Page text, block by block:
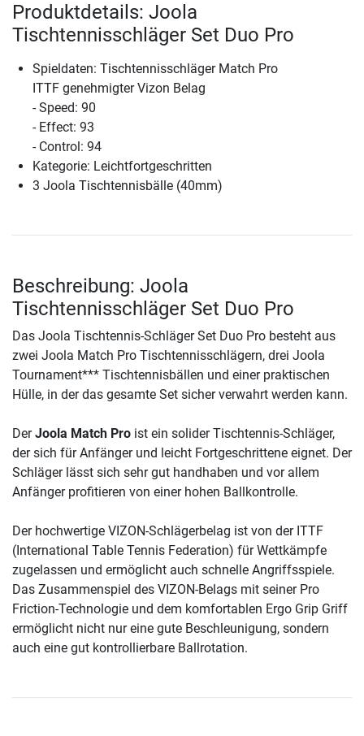
Produktdetails: Joola
Tischtennisschläger Set Duo Pro
Spieldaten: Tischtennisschläger Match Pro
ITTF genehmigter Vizon Belag
- Speed: 90
- Effect: 93
- Control: 94
Kategorie: Leichtfortgeschritten
3 Joola Tischtennisbälle (40mm)
Beschreibung: Joola
Tischtennisschläger Set Duo Pro
Das Joola Tischtennis-Schläger Set Duo Pro besteht aus
zwei Joola Match Pro Tischtennisschlägern, drei Joola
Tournament*** Tischtennisbällen und einer praktischen
Hülle, in der das gesamte Set sicher verwahrt werden kann.
DerJoola Match Pro ist ein solider Tischtennis-Schläger,
der sich für Anfänger und leicht Fortgeschrittene eignet. Der
Schläger lässt sich sehr gut handhaben und vor allem
Anfänger profitieren von einer hohen Ballkontrolle.
Der hochwertige VIZON-Schlägerbelag ist von der ITTF
(International Table Tennis Federation) für Wettkämpfe
zugelassen und ermöglicht auch schnelle Angriffsspiele.
Das Zusammenspiel des VIZON-Belags mit seiner Pro
Friction-Technologie und dem komfortablen Ergo Grip Griff
ermöglicht nicht nur eine gute Beschleunigung, sondern
auch eine gut kontrollierbare Ballrotation.